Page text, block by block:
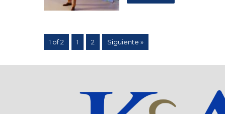
1 of 2 1 2 Siguiente »